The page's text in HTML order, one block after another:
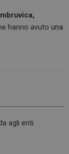
hanno avuto una